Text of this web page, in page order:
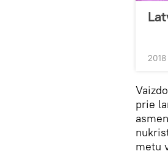
prie
metu